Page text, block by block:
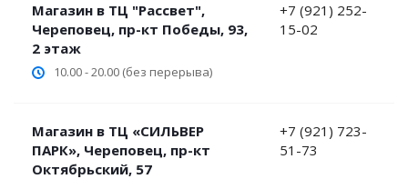
Магазин в ТЦ "Рассвет",
Череповец, пр-кт Победы, 93,
2 этаж
10.00 - 20.00 (без перерыва)
+7 (921) 252-
15-02
Магазин в ТЦ «СИЛЬВЕР
ПАРК», Череповец, пр-кт
Октябрьский, 57
+7 (921) 723-
51-73